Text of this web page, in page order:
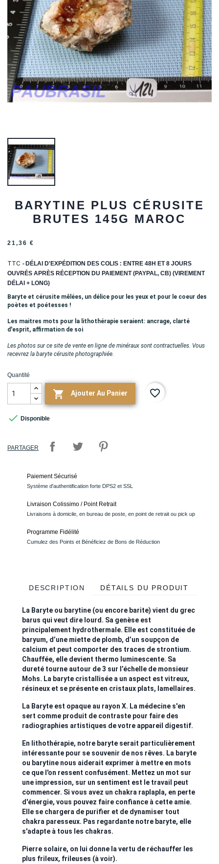
BARYTINE PLUS CÉRUSITE
BRUTES 145G MAROC
21,36 €
TTC
DÉLAI D'EXPÉDITION DES COLIS : ENTRE 48H ET 8 JOURS
OUVRÉS APRÈS RÉCEPTION DU PAIEMENT (PAYPAL, CB) (VIREMENT
DÉLAI + LONG)
Baryte et cérusite mêlées, un délice pour les yeux et pour le coeur des
poètes et poétesses !
Les maitres mots pour la lithothérapie seraient: ancrage, clarté
d'esprit, affirmation de soi
Les photos sur ce site de vente en ligne de minéraux sont contractuelles. Vous
recevrez la baryte cérusite photographiée.
Quantité
 Ajouter Au Panier favorite_border
 Disponible
PARTAGER
Paiement Sécurisé
Système d'authentification forte DPS2 et SSL
Livraison Colissimo / Point Retrait
Livraisons à domicile, en bureau de poste, en point de retrait ou pick up
Programme Fidélité
Cumulez des Points et Bénéficiez de Bons de Réduction
DESCRIPTION DÉTAILS DU PRODUIT
La Baryte ou barytine (ou encore barite) vient du grec
barus qui veut dire lourd. Sa genèse est
principalement hydrothermale. Elle est constituée de
baryum, d’une miette de plomb, d’un soupçon de
calcium et peut comporter des traces de strontium.
Chauffée, elle devient thermo luminescente. Sa
dureté tourne autour de 3 sur l’échelle de monsieur
Mohs. La baryte cristallisée a un aspect est vitreux,
résineux et se présente en cristaux plats, lamellaires.
La Baryte est opaque au rayon X. La médecine s'en
sert comme produit de contraste pour faire des
radiographies artistiques de votre appareil digestif.
En lithothérapie, notre baryte serait particulièrement
intéressante pour se souvenir de nos rêves. La baryte
ou barytine nous aiderait exprimer à mettre en mots
ce que l'on ressent confusément. Mettez un mot sur
une impression, sur un sentiment est le travail peut
commencer. Si vous avez un chakra raplapla, en perte
d'énergie, vous pouvez faire confiance à cette amie.
Elle se chargera de purifier et de dynamiser tout
chakra paresseux. Pas regardante notre baryte, elle
s'adapte à tous les chakras.
Pierre solaire, on lui donne la vertu de réchauffer les
plus frileux, frileuses (à voir).